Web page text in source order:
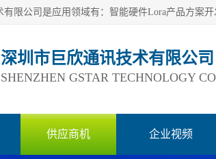
深圳市巨欣通讯技术有限公司
SHENZHEN GSTAR TECHNOLOGY
供应商机 企业视频